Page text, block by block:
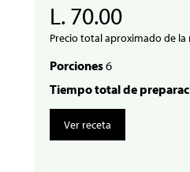
L. 70.00
Precio total aproximado de la
Porciones6
Tiempo total de
Ver receta